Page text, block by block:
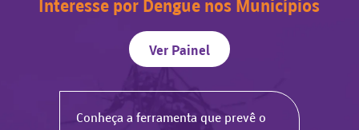
Ver Painel
Conheça a ferramenta que prevê o